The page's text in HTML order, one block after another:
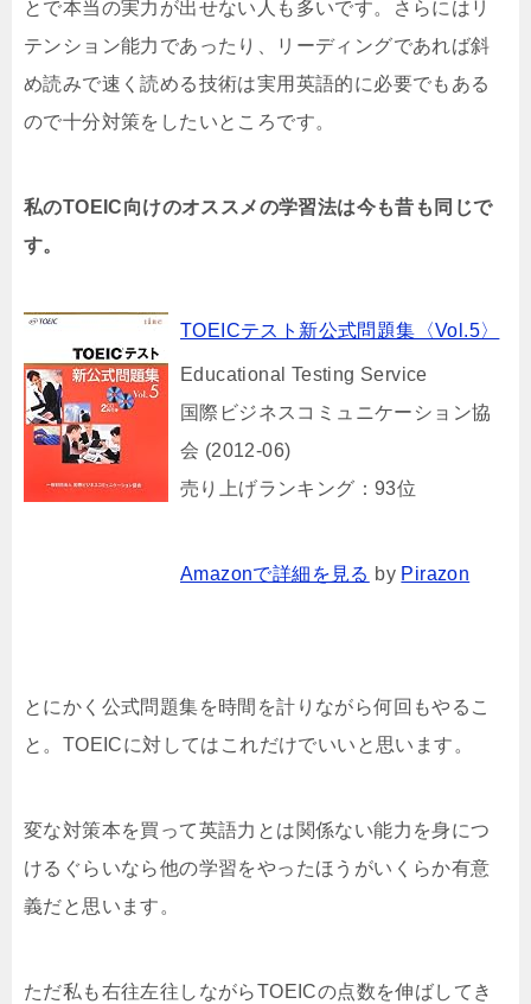
とで本当の実力が出せない人も多いです。さらにはリ
テンション能力であったり、リーディングであれば斜
め読みで速く読める技術は実用英語的に必要でもある
ので十分対策をしたいところです。
私のTOEIC向けのオススメの学習法は今も昔も同じで
す。
TOEICテスト新公式問題集〈Vol.5〉
Educational Testing Service
国際ビジネスコミュニケーション協
会 (2012-06)
売り上げランキング：93位
Amazonで詳細を見る by Pirazon
とにかく公式問題集を時間を計りながら何回もやるこ
と。TOEICに対してはこれだけでいいと思います。
変な対策本を買って英語力とは関係ない能力を身につ
けるぐらいなら他の学習をやったほうがいくらか有意
義だと思います。
ただ私も右往左往しながらTOEICの点数を伸ばしてき